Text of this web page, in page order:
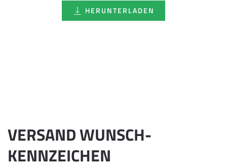
HERUNTERLADEN
VERSAND WUNSCH­
KENNZEICHEN